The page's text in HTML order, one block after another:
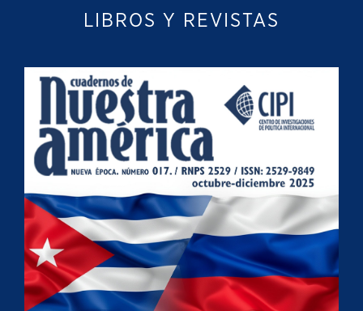
LIBROS Y REVISTAS